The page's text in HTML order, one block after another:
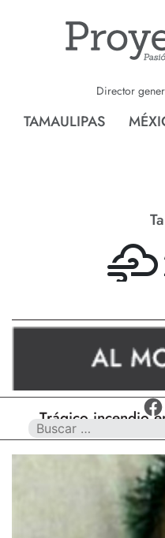
Director
TAMAULIPAS
incendio en